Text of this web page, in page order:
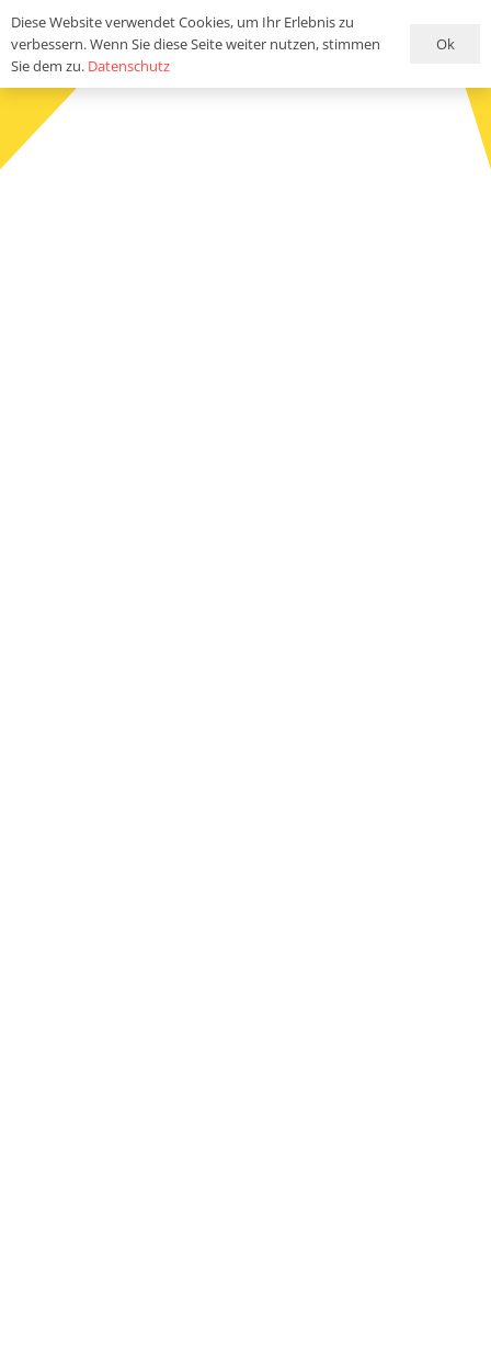
Diese Website verwendet Cookies, um Ihr Erlebnis zu
verbessern. Wenn Sie diese Seite weiter nutzen, stimmen
Sie dem zu. Datenschutz
Ok